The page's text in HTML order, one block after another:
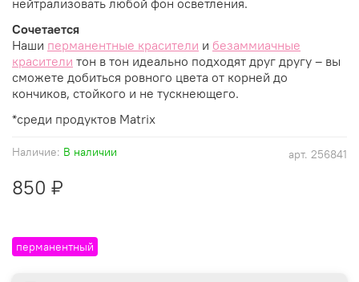
арт. 256841
Наличие: В наличии
перманентный
850 ₽
Сочетается
Наши перманентные красители и безаммиачные
красители тон в тон идеально подходят друг другу – вы
сможете добиться ровного цвета от корней до
кончиков, стойкого и не тускнеющего.
*среди продуктов Matrix